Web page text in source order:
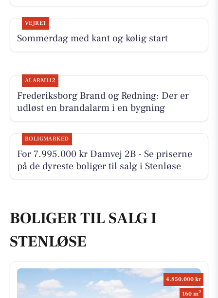
VEJRET
Sommerdag med kant og kølig start
ALARM112
Frederiksborg Brand og Redning: Der er
udløst en brandalarm i en bygning
BOLIGMARKED
For 7.995.000 kr Damvej 2B - Se priserne
på de dyreste boliger til salg i Stenløse
BOLIGER TIL SALG I
STENLØSE
4.850.000 kr
160 m2